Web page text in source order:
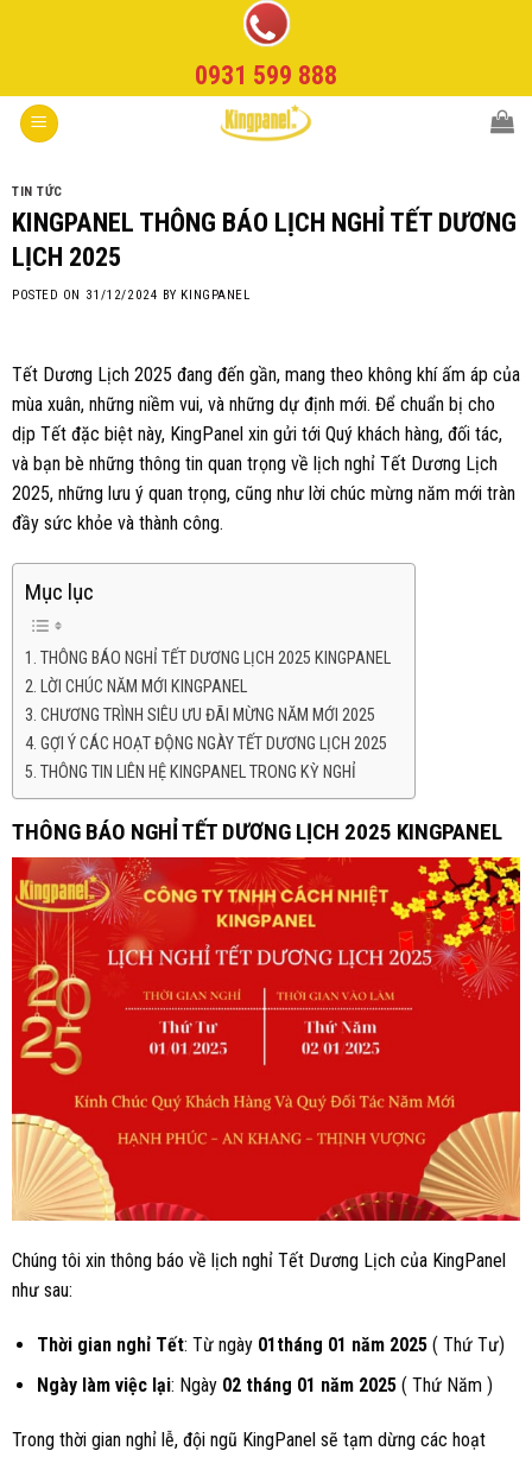
0931 599 888
TIN TỨC
KINGPANEL THÔNG BÁO LỊCH NGHỈ TẾT DƯƠNG
LỊCH 2025
POSTED ON 31/12/2024 BY KINGPANEL
Tết Dương Lịch 2025 đang đến gần, mang theo không khí ấm áp của
mùa xuân, những niềm vui, và những dự định mới. Để chuẩn bị cho
dịp Tết đặc biệt này, KingPanel xin gửi tới Quý khách hàng, đối tác,
và bạn bè những thông tin quan trọng về lịch nghỉ Tết Dương Lịch
2025, những lưu ý quan trọng, cũng như lời chúc mừng năm mới tràn
đầy sức khỏe và thành công.
Mục lục
THÔNG BÁO NGHỈ TẾT DƯƠNG LỊCH 2025 KINGPANEL
LỜI CHÚC NĂM MỚI KINGPANEL
CHƯƠNG TRÌNH SIÊU ƯU ĐÃI MỪNG NĂM MỚI 2025
GỢI Ý CÁC HOẠT ĐỘNG NGÀY TẾT DƯƠNG LỊCH 2025
THÔNG TIN LIÊN HỆ KINGPANEL TRONG KỲ NGHỈ
THÔNG BÁO NGHỈ TẾT DƯƠNG LỊCH 2025 KINGPANEL
Chúng tôi xin thông báo về lịch nghỉ Tết Dương Lịch của KingPanel
như sau:
Thời gian nghỉ Tết: Từ ngày 01tháng 01 năm 2025 ( Thứ Tư)
Ngày làm việc lại: Ngày 02 tháng 01 năm 2025 ( Thứ Năm )
Trong thời gian nghỉ lễ, đội ngũ KingPanel sẽ tạm dừng các hoạt